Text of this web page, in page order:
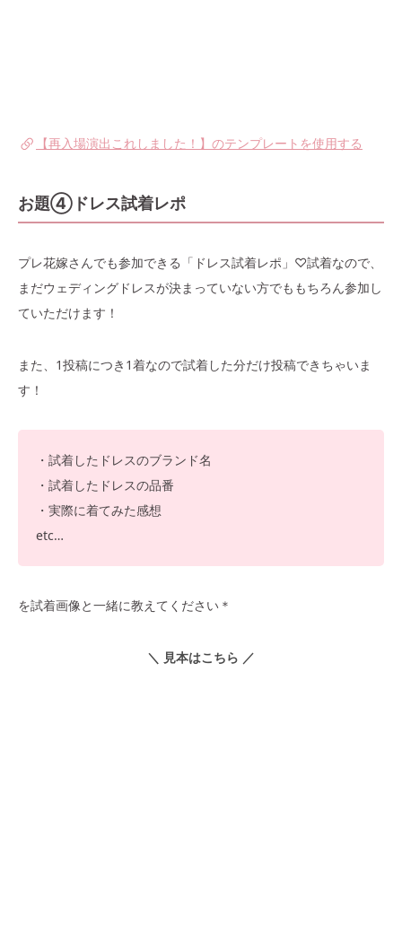
【再入場演出これしました！】のテンプレートを使用する
お題④ドレス試着レポ
プレ花嫁さんでも参加できる「ドレス試着レポ」♡試着なので、
まだウェディングドレスが決まっていない方でももちろん参加し
ていただけます！
また、1投稿につき1着なので試着した分だけ投稿できちゃいま
す！
・試着したドレスのブランド名
・試着したドレスの品番
・実際に着てみた感想
etc…
を試着画像と一緒に教えてください＊
＼ 見本はこちら ／